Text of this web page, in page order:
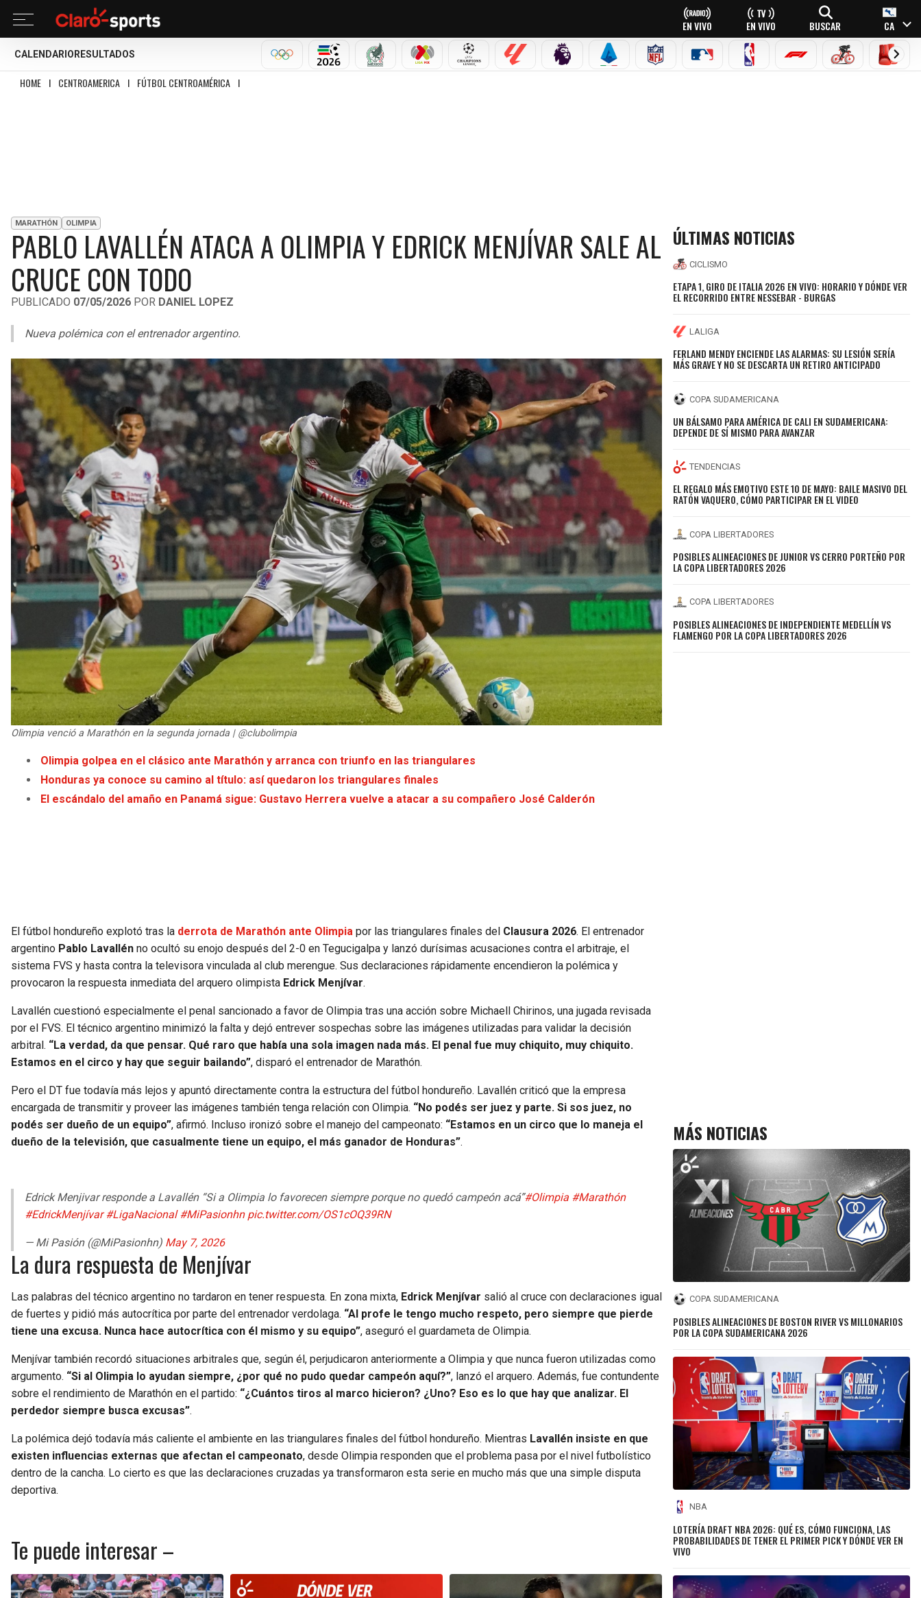
EN VIVO EN VIVO BUSCAR CA
CALENDARIO RESULTADOS
OLÍMPICOSMUNDIAL 2026SELECCIÓN MEXICANA
LIGA MX CHAMPIONS LEAGUE
LALIGA PREMIER LEAGUE
SERIE A NFL MLB NBA FÓRMULA 1CICLISMOBOXEO
HOME I CENTROAMERICA I FÚTBOL CENTROAMÉRICA I
MARATHÓN OLIMPIA
PABLO LAVALLÉN ATACA A OLIMPIA Y EDRICK MENJÍVAR SALE AL
CRUCE CON TODO
PUBLICADO 07/05/2026 POR DANIEL LOPEZ
Nueva polémica con el entrenador argentino.
Olimpia venció a Marathón en la segunda jornada | @clubolimpia
Olimpia golpea en el clásico ante Marathón y arranca con triunfo en las triangulares
Honduras ya conoce su camino al título: así quedaron los triangulares finales
El escándalo del amaño en Panamá sigue: Gustavo Herrera vuelve a atacar a su compañero José Calderón
El fútbol hondureño explotó tras la derrota de Marathón ante Olimpia por las triangulares finales del Clausura 2026. El entrenador
argentino Pablo Lavallén no ocultó su enojo después del 2-0 en Tegucigalpa y lanzó durísimas acusaciones contra el arbitraje, el
sistema FVS y hasta contra la televisora vinculada al club merengue. Sus declaraciones rápidamente encendieron la polémica y
provocaron la respuesta inmediata del arquero olimpista Edrick Menjívar.
Lavallén cuestionó especialmente el penal sancionado a favor de Olimpia tras una acción sobre Michaell Chirinos, una jugada revisada
por el FVS. El técnico argentino minimizó la falta y dejó entrever sospechas sobre las imágenes utilizadas para validar la decisión
arbitral. “La verdad, da que pensar. Qué raro que había una sola imagen nada más. El penal fue muy chiquito, muy chiquito.
Estamos en el circo y hay que seguir bailando”, disparó el entrenador de Marathón.
Pero el DT fue todavía más lejos y apuntó directamente contra la estructura del fútbol hondureño. Lavallén criticó que la empresa
encargada de transmitir y proveer las imágenes también tenga relación con Olimpia. “No podés ser juez y parte. Si sos juez, no
podés ser dueño de un equipo”, afirmó. Incluso ironizó sobre el manejo del campeonato: “Estamos en un circo que lo maneja el
dueño de la televisión, que casualmente tiene un equipo, el más ganador de Honduras”.
Edrick Menjivar responde a Lavallén “Si a Olimpia lo favorecen siempre porque no quedó campeón acá”#Olimpia #Marathón
#EdrickMenjívar #LigaNacional #MiPasionhn pic.twitter.com/OS1cOQ39RN
— Mi Pasión (@MiPasionhn) May 7, 2026
La dura respuesta de Menjívar
Las palabras del técnico argentino no tardaron en tener respuesta. En zona mixta, Edrick Menjívar salió al cruce con declaraciones igual
de fuertes y pidió más autocrítica por parte del entrenador verdolaga. “Al profe le tengo mucho respeto, pero siempre que pierde
tiene una excusa. Nunca hace autocrítica con él mismo y su equipo”, aseguró el guardameta de Olimpia.
Menjívar también recordó situaciones arbitrales que, según él, perjudicaron anteriormente a Olimpia y que nunca fueron utilizadas como
argumento. “Si al Olimpia lo ayudan siempre, ¿por qué no pudo quedar campeón aquí?”, lanzó el arquero. Además, fue contundente
sobre el rendimiento de Marathón en el partido: “¿Cuántos tiros al marco hicieron? ¿Uno? Eso es lo que hay que analizar. El
perdedor siempre busca excusas”.
La polémica dejó todavía más caliente el ambiente en las triangulares finales del fútbol hondureño. Mientras Lavallén insiste en que
existen influencias externas que afectan el campeonato, desde Olimpia responden que el problema pasa por el nivel futbolístico
dentro de la cancha. Lo cierto es que las declaraciones cruzadas ya transformaron esta serie en mucho más que una simple disputa
deportiva.
Te puede interesar –
ÚLTIMAS NOTICIAS
CICLISMO
ETAPA 1, GIRO DE ITALIA 2026 EN VIVO: HORARIO Y DÓNDE VER
EL RECORRIDO ENTRE NESSEBAR - BURGAS
LALIGA
FERLAND MENDY ENCIENDE LAS ALARMAS: SU LESIÓN SERÍA
MÁS GRAVE Y NO SE DESCARTA UN RETIRO ANTICIPADO
COPA SUDAMERICANA
UN BÁLSAMO PARA AMÉRICA DE CALI EN SUDAMERICANA:
DEPENDE DE SÍ MISMO PARA AVANZAR
TENDENCIAS
EL REGALO MÁS EMOTIVO ESTE 10 DE MAYO: BAILE MASIVO DEL
RATÓN VAQUERO, CÓMO PARTICIPAR EN EL VIDEO
COPA LIBERTADORES
POSIBLES ALINEACIONES DE JUNIOR VS CERRO PORTEÑO POR
LA COPA LIBERTADORES 2026
COPA LIBERTADORES
POSIBLES ALINEACIONES DE INDEPENDIENTE MEDELLÍN VS
FLAMENGO POR LA COPA LIBERTADORES 2026
MÁS NOTICIAS
COPA SUDAMERICANA
POSIBLES ALINEACIONES DE BOSTON RIVER VS MILLONARIOS
POR LA COPA SUDAMERICANA 2026
NBA
LOTERÍA DRAFT NBA 2026: QUÉ ES, CÓMO FUNCIONA, LAS
PROBABILIDADES DE TENER EL PRIMER PICK Y DÓNDE VER EN
VIVO